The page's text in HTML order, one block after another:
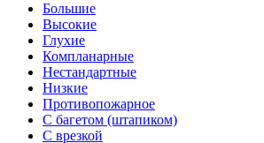
Большие
Высокие
Глухие
Компланарные
Нестандартные
Низкие
Противопожарное
С багетом (штапиком)
С врезкой